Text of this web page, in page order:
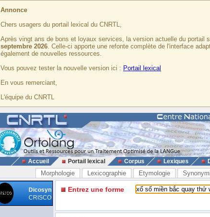
Annonce
Chers usagers du portail lexical du CNRTL,
Après vingt ans de bons et loyaux services, la version actuelle du portail
septembre 2026. Celle-ci apporte une refonte complète de l'interface
également de nouvelles ressources.
Vous pouvez tester la nouvelle version ici : Portail lexical
En vous remerciant,
L'équipe du CNRTL
Accueil Portail lexical Corpus Lexiques
Morphologie Lexicographie Etymologie
Dicosyn
CRISCO
Entrez une forme